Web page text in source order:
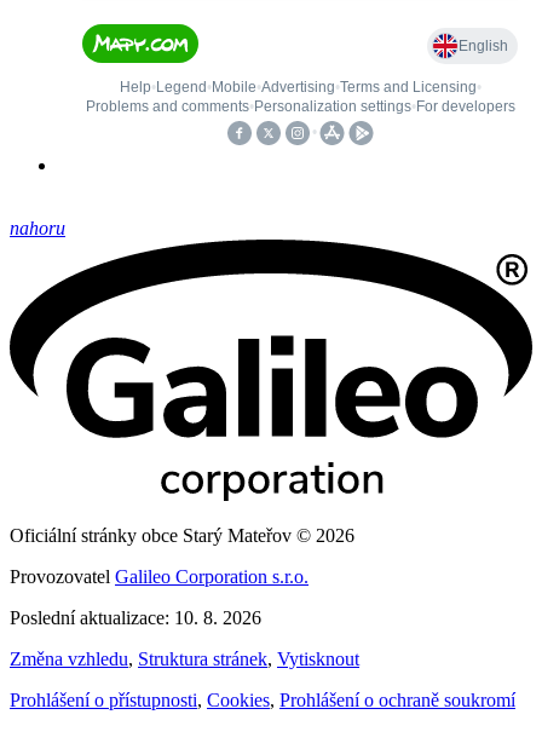
nahoru
Oficiální stránky obce Starý Mateřov © 2026
Provozovatel Galileo Corporation s.r.o.
Poslední aktualizace: 10. 8. 2026
Změna vzhledu, Struktura stránek, Vytisknout
Prohlášení o přístupnosti, Cookies, Prohlášení o ochraně soukromí